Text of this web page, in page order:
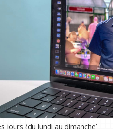
jours (du lundi au dimanche)